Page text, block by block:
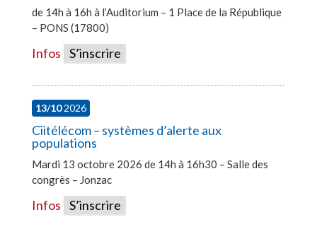
de 14h à 16h à l’Auditorium – 1 Place de la République
– PONS (17800)
Infos S’inscrire
13/102026
Ciitélécom – systèmes d’alerte aux
populations
Mardi 13 octobre 2026 de 14h à 16h30 – Salle des
congrès – Jonzac
Infos S’inscrire